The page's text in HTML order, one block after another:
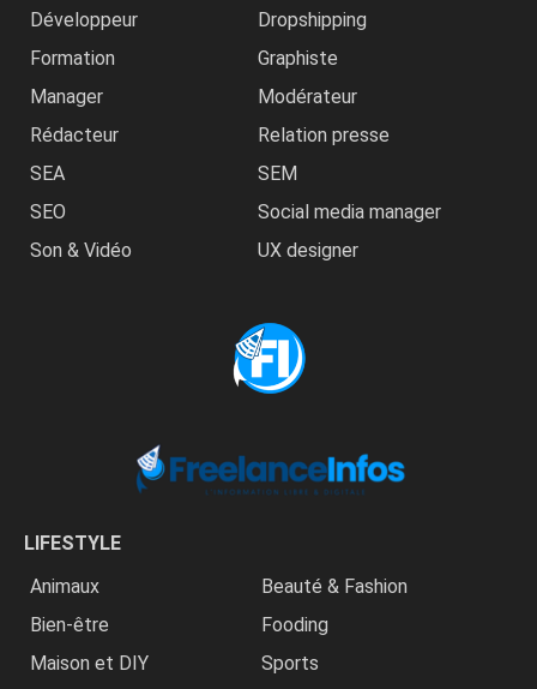
Développeur
Dropshipping
Formation
Graphiste
Manager
Modérateur
Rédacteur
Relation presse
SEA
SEM
SEO
Social media manager
Son & Vidéo
UX designer
LIFESTYLE
Animaux
Beauté & Fashion
Bien-être
Fooding
Maison et DIY
Sports